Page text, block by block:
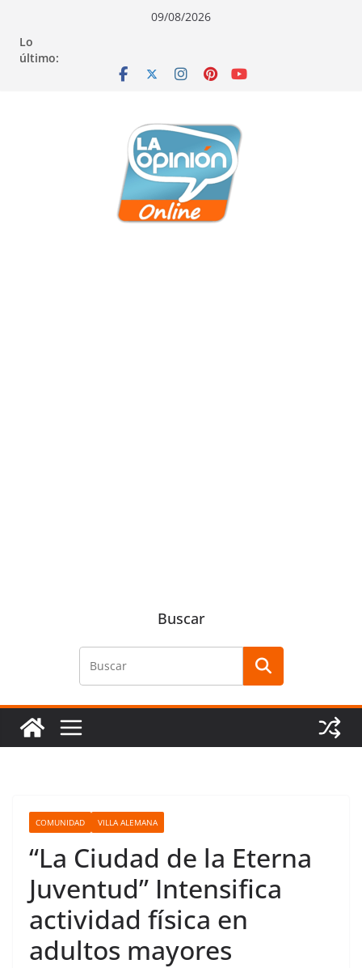
contenido
navegación
contenido
09/08/2026
Lo
último:
Buscar
COMUNIDAD VILLA ALEMANA
“La Ciudad de la Eterna
Juventud” Intensifica
actividad física en
adultos mayores